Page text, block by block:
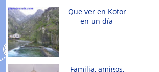
Que ver en Kotor
en un día
Familia, amigos,